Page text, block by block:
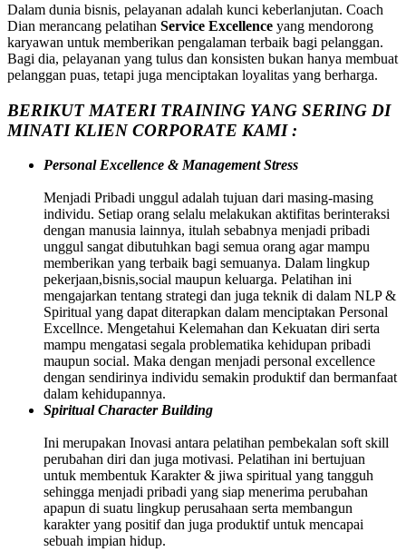
Dalam dunia bisnis, pelayanan adalah kunci keberlanjutan. Coach
Dian merancang pelatihan Service Excellence yang mendorong
karyawan untuk memberikan pengalaman terbaik bagi pelanggan.
Bagi dia, pelayanan yang tulus dan konsisten bukan hanya membuat
pelanggan puas, tetapi juga menciptakan loyalitas yang berharga.
BERIKUT MATERI TRAINING YANG SERING DI
MINATI KLIEN CORPORATE KAMI :
Personal Excellence & Management Stress
Menjadi Pribadi unggul adalah tujuan dari masing-masing
individu. Setiap orang selalu melakukan aktifitas berinteraksi
dengan manusia lainnya, itulah sebabnya menjadi pribadi
unggul sangat dibutuhkan bagi semua orang agar mampu
memberikan yang terbaik bagi semuanya. Dalam lingkup
pekerjaan,bisnis,social maupun keluarga. Pelatihan ini
mengajarkan tentang strategi dan juga teknik di dalam NLP &
Spiritual yang dapat diterapkan dalam menciptakan Personal
Excellnce. Mengetahui Kelemahan dan Kekuatan diri serta
mampu mengatasi segala problematika kehidupan pribadi
maupun social. Maka dengan menjadi personal excellence
dengan sendirinya individu semakin produktif dan bermanfaat
dalam kehidupannya.
Spiritual Character Building
Ini merupakan Inovasi antara pelatihan pembekalan soft skill
perubahan diri dan juga motivasi. Pelatihan ini bertujuan
untuk membentuk Karakter & jiwa spiritual yang tangguh
sehingga menjadi pribadi yang siap menerima perubahan
apapun di suatu lingkup perusahaan serta membangun
karakter yang positif dan juga produktif untuk mencapai
sebuah impian hidup.